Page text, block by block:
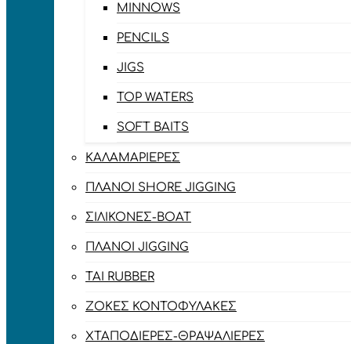
MINNOWS
PENCILS
JIGS
TOP WATERS
SOFT BAITS
ΚΑΛΑΜΑΡΙΈΡΕΣ
ΠΛΆΝΟΙ SHORE JIGGING
ΣΙΛΙΚΌΝΕΣ-BOAT
ΠΛΆΝΟΙ JIGGING
TAI RUBBER
ΖΌΚΕΣ ΚΟΝΤΟΦΎΛΑΚΕΣ
ΧΤΑΠΟΔΙΈΡΕΣ-ΘΡΑΨΑΛΙΈΡΕΣ